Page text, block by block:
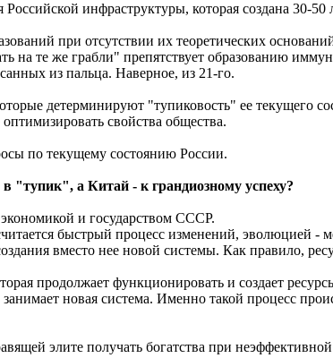
инфраструктуры, которая создана 30-50
при отсутствии их теоретических
на те же грабли" препятствует образованию
из пальца. Наверное, из 21-го.
детерминируют "тупиковость" ее текущего
свойства общества.
по текущему состоянию России.
"тупик", а Китай - к грандиозному успеху?
и государством СССР.
быстрый процесс изменений, эволюцией -
вместо нее новой системы. Как правило,
продолжает функционировать и создает
новая система. Именно такой процесс
элите получать богатства при